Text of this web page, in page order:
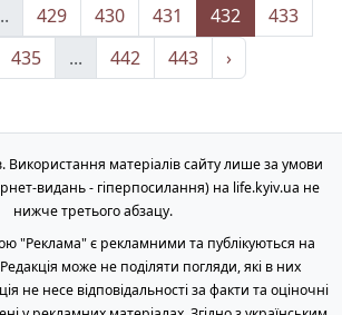
429 430 431 432
433
435 ... 442 443 ›
Використання матеріалів сайту лише за умови
видань - гіперпосилання) на life.kyiv.ua не
нижче третього абзацу.
"Реклама" є рекламними та публікуються на
може не поділяти погляди, які в них
не несе відповідальності за факти та оціночні